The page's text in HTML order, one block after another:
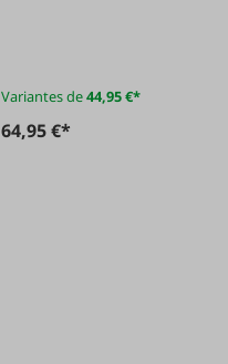
Variantes de44,95 €*
64,95 €*